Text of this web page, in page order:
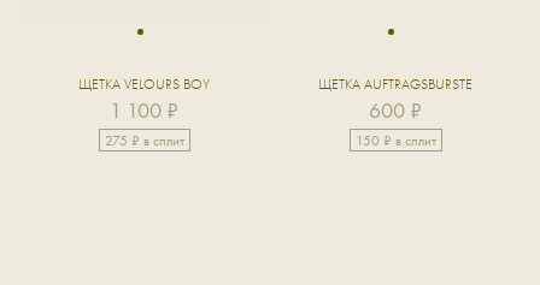
1
ЩЕТКА VELOURS BOY
1 100 ₽
275 ₽ в сплит
1
ЩЕТКА AUFTRAGSBURSTE
600 ₽
150 ₽ в сплит